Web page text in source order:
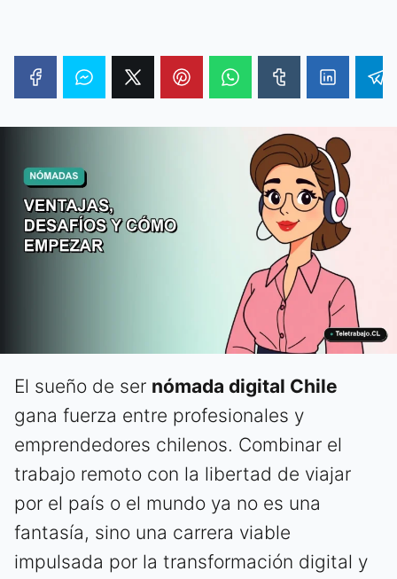
El sueño de ser nómada digital Chile
gana fuerza entre profesionales y
emprendedores chilenos. Combinar el
trabajo remoto con la libertad de viajar
por el país o el mundo ya no es una
fantasía, sino una carrera viable
impulsada por la transformación digital y